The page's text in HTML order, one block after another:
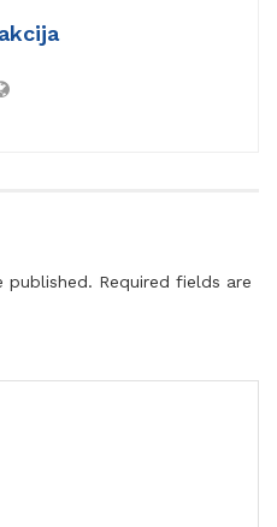
published. Required fields are